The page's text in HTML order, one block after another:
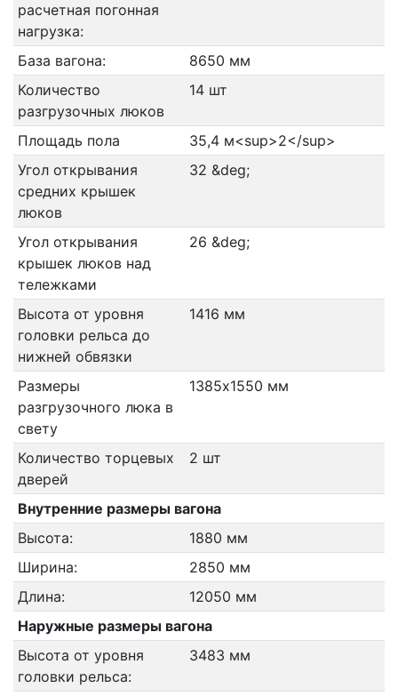
расчетная погонная
нагрузка:
База вагона:
8650 мм
Количество
разгрузочных люков
14 шт
Площадь пола
35,4 м<sup>2</sup>
Угол открывания
средних крышек
люков
32 &deg;
Угол открывания
крышек люков над
тележками
26 &deg;
Высота от уровня
головки рельса до
нижней обвязки
1416 мм
Размеры
разгрузочного люка в
свету
1385х1550 мм
Количество торцевых
дверей
2 шт
Внутренние размеры вагона
Высота:
1880 мм
Ширина:
2850 мм
Длина:
12050 мм
Наружные размеры вагона
Высота от уровня
головки рельса:
3483 мм